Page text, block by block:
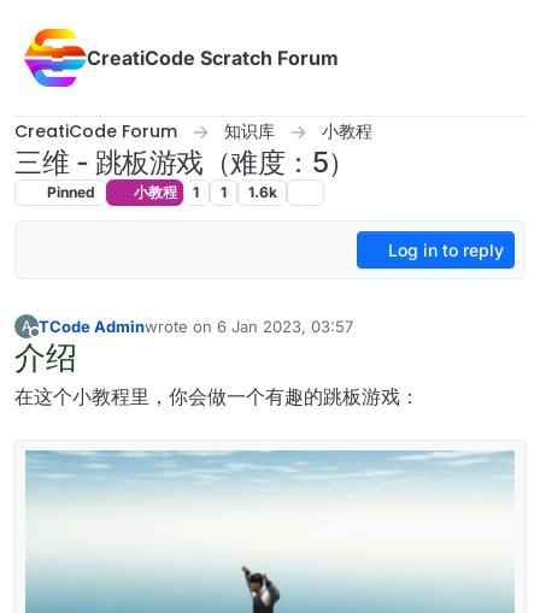
CreatiCode Scratch Forum
CreatiCode Forum 知识库 小教程
三维 - 跳板游戏（难度：5）
Pinned 小教程 1 1 1.6k
Log in to reply
A
Offline
TCode Adminwrote on 6 Jan 2023, 03:57
last edited by admin5 Apr 2025, 17:11
介绍
在这个小教程里，你会做一个有趣的跳板游戏：